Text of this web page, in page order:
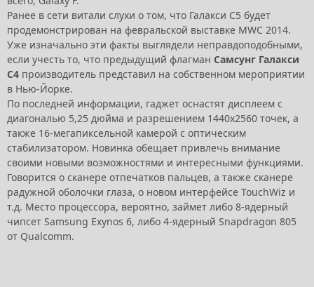
Ранее в сети витали слухи о том, что Галакси С5 будет
продемонстрирован на февральской выставке MWC 2014.
Уже изначально эти факты выглядели неправдоподобными,
если учесть то, что предыдущий флагман Самсунг Галакси
С4 производитель представил на собственном мероприятии
в Нью-Йорке.
По последней информации, гаджет оснастят дисплеем с
диагональю 5,25 дюйма и разрешением 1440x2560 точек, а
также 16-мегапиксельной камерой с оптическим
стабилизатором. Новинка обещает привлечь внимание
своими новыми возможностями и интересными функциями.
Говорится о сканере отпечатков пальцев, а также сканере
радужной оболочки глаза, о новом интерфейсе TouchWiz и
т.д. Место процессора, вероятно, займет либо 8-ядерный
чипсет Samsung Exynos 6, либо 4-ядерный Snapdragon 805
от Qualcomm.